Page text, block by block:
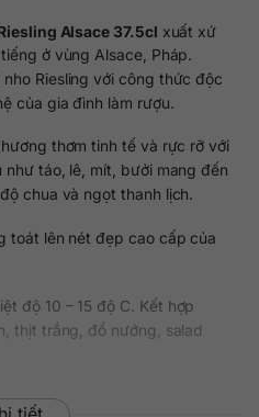
Alsace 37.5cl xuất xứ
ở vùng Alsace, Pháp.
Riesling với công thức độc
của gia đình làm rượu.
thơm tinh tế và rực rỡ với
táo, lê, mít, bưởi mang đến
chua và ngọt thanh lịch.
toát lên nét đẹp cao cấp của
độ 10 – 15 độ C. Kết hợp
thịt trắng, đồ nướng, salad